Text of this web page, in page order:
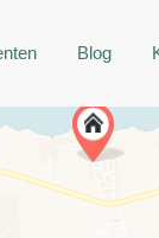
Blog